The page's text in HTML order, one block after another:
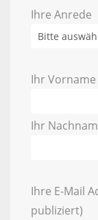
Ihre Anrede
Ihr
Ihr
Ihre E-Mail
publiziert)